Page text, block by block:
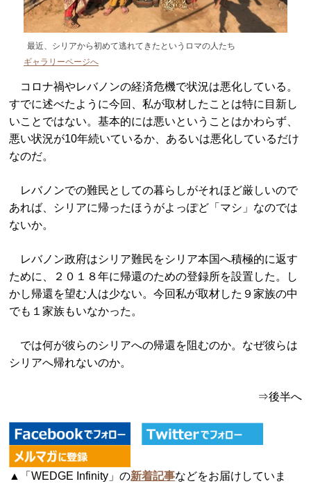
最近、シリアから初めて逃れてきたというロマの人たち
ギャラリーページへ
コロナ禍やレバノンの経済危機で状況は悪化している。
すでに述べたように今回、私が取材したことは特に目新し
いことではない。基本的には悪いということはかわらず、
悪い状況が10年続いているか、あるいは悪化しているだけ
なのだ。
レバノンでの難民としての暮らしがそれほど厳しいので
あれば、シリアに帰ったほうがよっぽど「マシ」なのでは
ないか。
レバノン政府はシリア難民をシリア本国へ積極的に返す
ために、２０１８年に帰還のための登録所を設置した。し
かし帰還を望む人は少ない。今回私が取材した９家族の中
でも１家族もいなかった。
では何が彼らのシリアへの帰還を阻むのか。なぜ彼らは
シリアへ帰れないのか。
⇒後半へ
▲「WEDGE Infinity」の新着記事などをお届けしていま